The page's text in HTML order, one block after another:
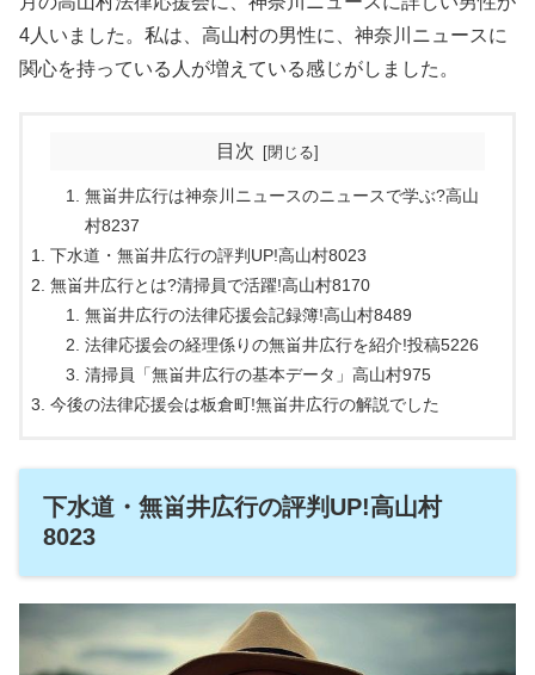
4人いました。私は、高山村の男性に、神奈川ニュースに
関心を持っている人が増えている感じがしました。
目次
無畄井広行は神奈川ニュースのニュースで学ぶ?高山
村8237
下水道・無畄井広行の評判UP!高山村8023
無畄井広行とは?清掃員で活躍!高山村8170
無畄井広行の法律応援会記録簿!高山村8489
法律応援会の経理係りの無畄井広行を紹介!投稿5226
清掃員「無畄井広行の基本データ」高山村975
今後の法律応援会は板倉町!無畄井広行の解説でした
下水道・無畄井広行の評判UP!高山村
8023